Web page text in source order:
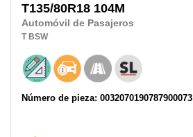
T135/80R18 104M
Automóvil de Pasajeros
T BSW
Número de pieza: 0032070190787900073